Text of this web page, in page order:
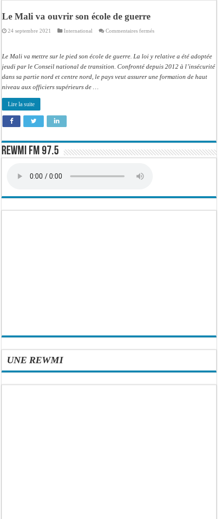
« Quand le mandat s’achève, les discours ne suffisent plus » (Mamadou AW-
Touba : convaincue d’avoir été empoisonnée, Amy Dione désigne le coupable
Le Sénégal bénéficie de trois nouveaux financements de la Banque mondiale
Gamou 1448 H / 2026 : le Comité scientifique dévoile les fondements du thème
Assemblée nationale : Sonko valide onze dossiers chauds
La communauté mouride en deuil : Sokhna Mame Amy Mbacké, fille de
Le Mali va ouvrir son école de guerre
24 septembre 2021 International Commentaires ferméssur
ouvrir
son
école
guerre
Le Mali va mettre sur le pied son école de guerre. La loi y relative a été adoptée
jeudi par le Conseil national de transition. Confronté depuis 2012 à l’insécurité
dans sa partie nord et centre nord, le pays veut assurer une formation de haut
niveau aux officiers supérieurs de …
Lire la suite
Rewmi FM 97.5
UNE REWMI